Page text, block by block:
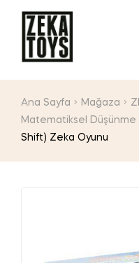
Ana Sayfa Mağaza
Matematiksel Düşünme
Shift) Zeka Oyunu